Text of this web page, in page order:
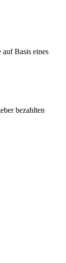
Basis eines
bezahlten